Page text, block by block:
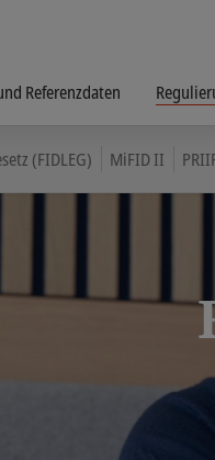
Referenzdaten
(FIDLEG) MiFID II